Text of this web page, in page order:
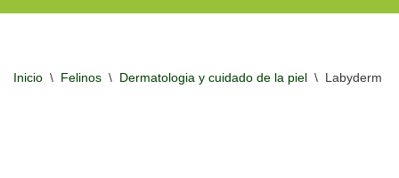
Inicio \ Felinos \ Dermatologia y cuidado de la piel \ Labyderm